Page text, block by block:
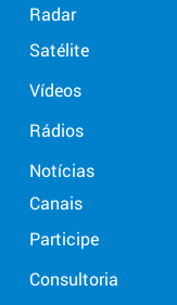
Radar
Satélite
Vídeos
Rádios
Notícias
Canais
Participe
Consultoria